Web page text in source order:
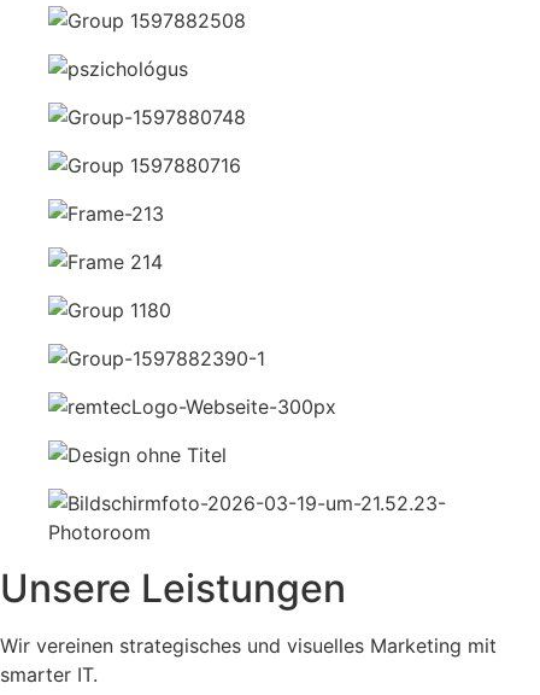
Unsere Leistungen
Wir vereinen strategisches und visuelles Marketing mit
smarter IT.